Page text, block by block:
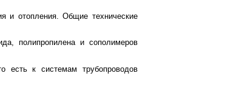
и отопления. Общие технические
полипропилена и сополимеров
есть к системам трубопроводов